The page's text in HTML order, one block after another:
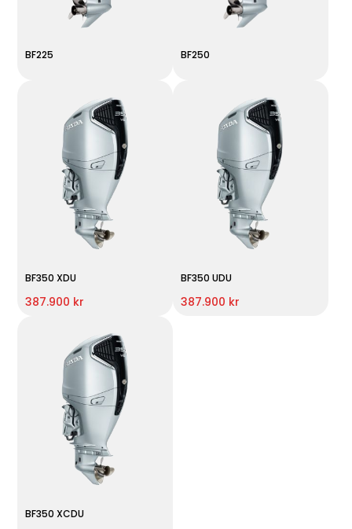
BF225 BF250
BF350 XDU
387.900 kr
BF350 UDU
387.900 kr
BF350 XCDU